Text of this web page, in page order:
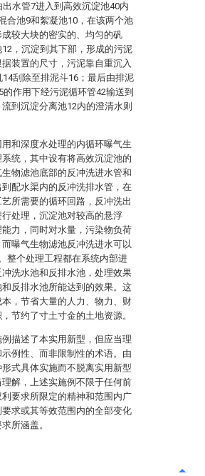
水管7进入到高效沉淀池40内
合池9和絮凝池10，在该两个池
较大块的密实的、均匀的矾
，沉淀到其下部，形成的污泥
装置的尺寸，污泥靠自重沉入
刮除至排泥斗16；最后由排泥
作用下经污泥循环管42输送到
到沉淀分离池12内的澄清水则
和深度水处理的内循环曝气生
统，其中设有将高效沉淀池的
物滤池底部的反冲洗进水管和
配水渠内的反冲洗排水管，在
所需要的循环回路，反冲洗出
处理，沉淀池对较高的悬浮
力，同时对水量，污染物负荷
曝气生物滤池反冲洗进水可以
整个处理工程都在系统内部进
洗水池和反排水池，处理效果
反排水池所能达到的效果。这
，节省大量的人力、物力、财
节约了寸土寸金的土地资源。
描述了本实用新型，但应当理
例性、而非限制性的术语。由
式具体实施而不脱离实用新型
解，上述实施例不限于任何前
要求所限定的精神和范围内广
求或其等效范围内的全部变化
所涵盖。